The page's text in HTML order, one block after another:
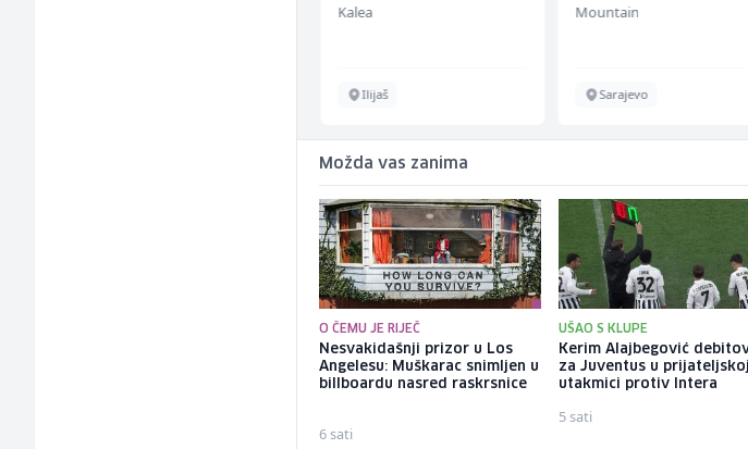
Kalea
Ilijaš
Mountain
Sarajevo
Možda vas zanima
O ČEMU JE RIJEČ
Nesvakidašnji prizor u Los
Angelesu: Muškarac snimljen u
billboardu nasred raskrsnice
6 sati
UŠAO S KLUPE
Kerim Alajbegović
za Juventus u prijateljskoj
utakmici protiv Intera
5 sati